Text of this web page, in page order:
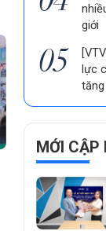
giới
lực
MỚI CẬP